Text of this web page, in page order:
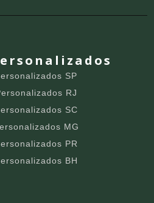
SP
RJ
SC
MG
PR
BH